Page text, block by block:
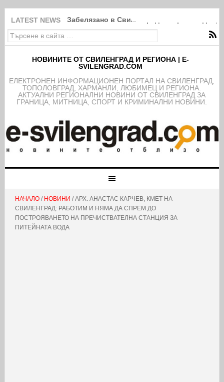
LATEST NEWS Забелязано в Свиленград: Покрити в
НОВИНИТЕ ОТ СВИЛЕНГРАД И РЕГИОНА | E-
SVILENGRAD.COM
EЛЕКТРОНЕН ИНФОРМАЦИОНЕН ПОРТАЛ НА СВИЛЕНГРАД,
ТОПОЛОВГРАД, ХАРМАНЛИ, ЛЮБИМЕЦ И РЕГИОНА.
АКТУАЛНИ РЕГИОНАЛНИ НОВИНИ ОТ СВИЛЕНГРАД ЗА
ГРАНИЦА, МИТНИЦА, СПОРТ И КРИМИНАЛНИ НОВИНИ.
НАЧАЛО/ НОВИНИ / АРХ. АНАСТАС КАРЧЕВ, КМЕТ НА
СВИЛЕНГРАД: РАБОТИМ И НЯМА ДА СПРЕМ ДО
ПОСТРОЯВАНЕТО НА ПРЕЧИСТВАТЕЛНА СТАНЦИЯ ЗА
ПИТЕЙНАТА ВОДА